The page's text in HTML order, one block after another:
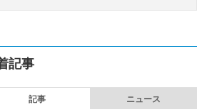
記事
記事 ニュース